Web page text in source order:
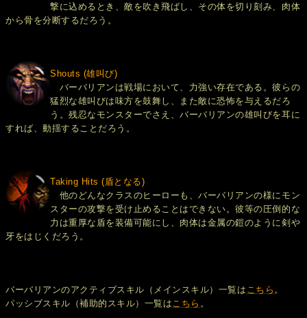
撃に込めるとき、敵を吹き飛ばし、その体を切り刻み、肉体
から骨を分断するだろう。
Shouts (雄叫び)
バーバリアンは戦場において、力強い存在である。彼らの
猛烈な雄叫びは味方を鼓舞し、また敵に恐怖を与えるだろ
う。残忍なモンスターでさえ、バーバリアンの雄叫びを耳に
すれば、動揺することだろう。
Taking Hits (盾となる)
他のどんなクラスのヒーローも、バーバリアンの様にモン
スターの攻撃を受け止めることはできない。彼等の圧倒的な
力は重厚な盾を装備可能にし、肉体は金属の鎧のように剣や
牙をはじくだろう。
バーバリアンのアクティブスキル（メインスキル）一覧は こちら 。
パッシブスキル（補助的スキル）一覧はこちら 。